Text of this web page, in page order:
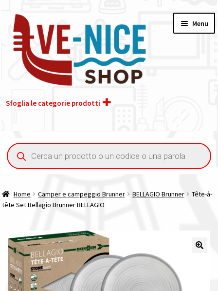
alla
navigazione
contenuto
Menu
Sfoglia le categorie prodotti
Acquisto iva 4% (agevolata)
Contatti
Il nostro gruppo acquisti
La nostra azienda
Condizioni generali
Ricerca
prodotti
Home Camper e campeggio Brunner BELLAGIO Brunner
Tête-à-
tête Set Bellagio Brunner BELLAGIO